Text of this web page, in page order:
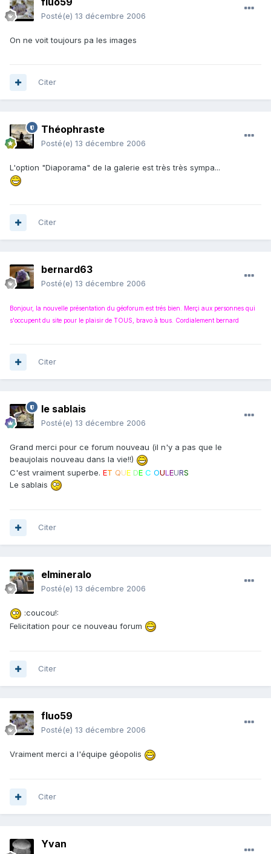
Posté(e) 13 décembre 2006
On ne voit toujours pa les images
Citer
Théophraste
Posté(e) 13 décembre 2006
L'option "Diaporama" de la galerie est très très sympa...
Citer
bernard63
Posté(e) 13 décembre 2006
Bonjour, la nouvelle présentation du géoforum est trés bien. Merçi aux personnes qui
s'occupent du site pour le plaisir de TOUS, bravo à tous. Cordialement bernard
Citer
le sablais
Posté(e) 13 décembre 2006
Grand merci pour ce forum nouveau (il n'y a pas que le
beaujolais nouveau dans la vie!!)
C'est vraiment superbe. ET QUE DE C OUL EURS
Le sablais
Citer
elmineralo
Posté(e) 13 décembre 2006
:coucou!:
Felicitation pour ce nouveau forum
Citer
fluo59
Posté(e) 13 décembre 2006
Vraiment merci a l'équipe géopolis
Citer
Yvan